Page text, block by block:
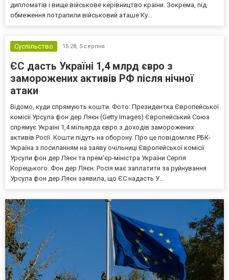
дипломатів і вище військове керівництво країни. Зокрема, під
обмеження потрапили військовий аташе Ку...
Суспільство 15:28, 5 серпня
ЄС дасть Україні 1,4 млрд євро з
заморожених активів РФ після нічної
атаки
Відомо, куди спрямують кошти. Фото: Президентка Європейської
комісії Урсула фон дер Ляєн (Getty Images) Європейський Союз
спрямує Україні 1,4 мільярда євро з доходів заморожених
активів Росії. Кошти підуть на оборону. Про це повідомляє РБК-
Україна з посиланням на заяву очільниці Європейської комісії
Урсули фон дер Ляєн та прем'єр-міністра України Сергія
Корецького. Фон дер Ляєн: Росія має заплатити за руйнування
Урсула фон дер Ляєн заявила, що ЄС надасть У...